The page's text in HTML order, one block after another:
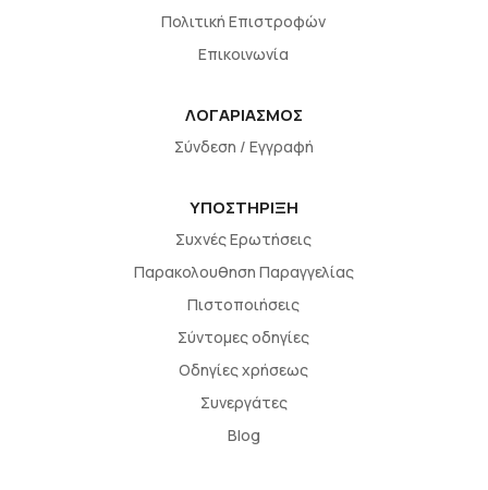
Πολιτική Επιστροφών
Επικοινωνία
ΛΟΓΑΡΙΑΣΜΟΣ
Σύνδεση / Εγγραφή
ΥΠΟΣΤΗΡΙΞΗ
Συχνές Ερωτήσεις
Παρακολουθηση Παραγγελίας
Πιστοποιήσεις
Σύντομες οδηγίες
Οδηγίες χρήσεως
Συνεργάτες
Blog